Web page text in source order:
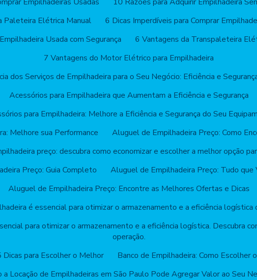
Paleteira Elétrica Manual
6 Dicas Imperdíveis para Comprar
Usada com Segurança
6 Vantagens da Transpaleteira
7 Vantagens do Motor Elétrico para Empilhadeira
dos Serviços de Empilhadeira para o Seu Negócio: Eficiência e
Acessórios para Empilhadeira que Aumentam a Eficiência e Segurança
para Empilhadeira: Melhore a Eficiência e Segurança do Seu
Melhore sua Performance
Aluguel de Empilhadeira Preço: Como
preço: descubra como economizar e escolher a melhor opção
Preço: Guia Completo
Aluguel de Empilhadeira Preço: Tudo que
Aluguel de Empilhadeira Preço: Encontre as Melhores Ofertas e Dicas
é essencial para otimizar o armazenamento e a eficiência logística
para otimizar o armazenamento e a eficiência logística. Descubra
operação.
Dicas para Escolher o Melhor
Banco de Empilhadeira: Como Escolher
a Locação de Empilhadeiras em São Paulo Pode Agregar Valor ao Seu